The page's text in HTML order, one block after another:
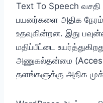
Text To Speech
பயனர்களை அதிக
உதவுகின்றன. இது
மதிப்பீட்டை
அணுகல்தன்மை
தளங்களுக்கு அதிக